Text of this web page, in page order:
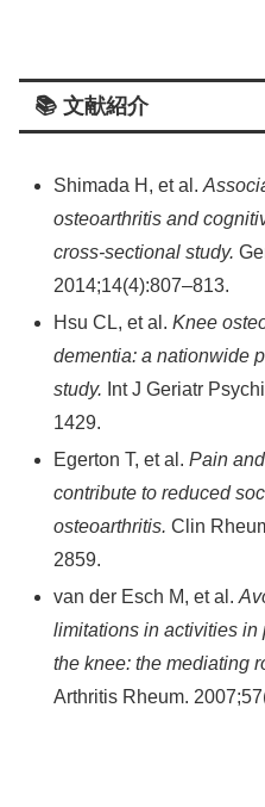
📚 文献紹介
Shimada H, et al.
osteoarthritis and
cross-sectional study.
2014;14(4):807–813.
Hsu CL, et al.Knee
dementia: a nationwide
study. Int J Geriatr
1429.
Egerton T, et al.Pain
contribute to reduced
osteoarthritis. Clin
2859.
van der Esch M, et al.
limitations in activities in
the knee: the mediating
Arthritis Rheum.